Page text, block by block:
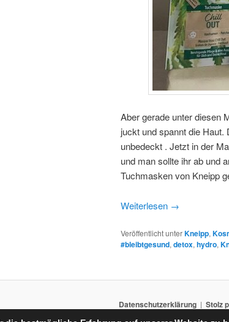
Aber gerade unter diesen
juckt und spannt die
unbedeckt . Jetzt in der
und man sollte ihr ab und
Tuchmasken von Kneipp
Weiterlesen →
Veröffentlicht unterKneipp,
#bleibtgesund, detox, hydro,
Datenschutzerklärung Stolz